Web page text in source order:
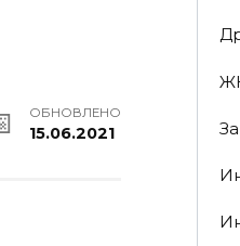
ОБНОВЛЕНО
15.06.2021